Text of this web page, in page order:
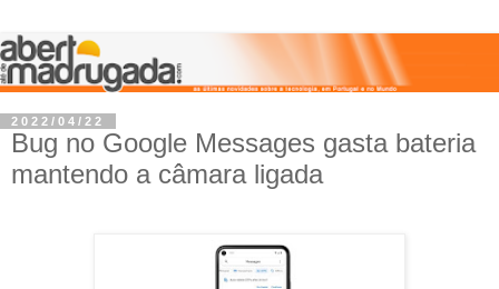
2022/04/22
Bug no Google Messages gasta bateria
mantendo a câmara ligada